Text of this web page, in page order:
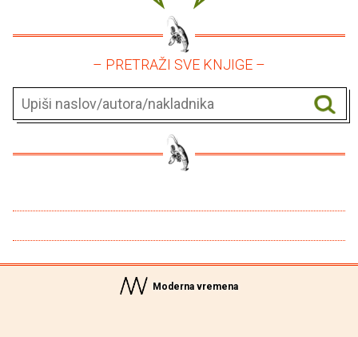
– PRETRAŽI SVE KNJIGE –
Moderna vremena